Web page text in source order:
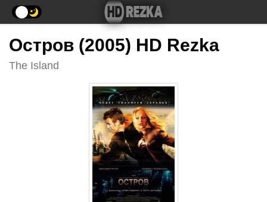
Остров (2005) HD Rezka
The Island